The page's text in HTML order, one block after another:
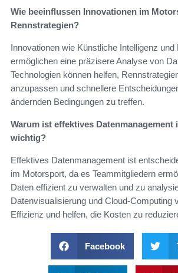
Wie beeinflussen Innovationen im
Rennstrategien?
Innovationen wie Künstliche Intelligenz und
ermöglichen eine präzisere Analyse von
Technologien können helfen,
anzupassen und schnellere
ändernden Bedingungen zu treffen.
Warum ist effektives
wichtig?
Effektives Datenmanagement ist
im Motorsport, da es Teammitgliedern
Daten effizient zu verwalten und zu
Datenvisualisierung und Cloud-Computing
Effizienz und helfen, die Kosten zu
Facebook